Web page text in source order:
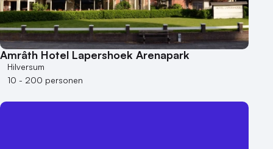
Amrâth Hotel Lapershoek Arenapark
Hilversum
10 - 200 personen